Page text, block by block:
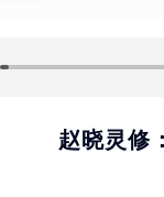
赵晓灵修